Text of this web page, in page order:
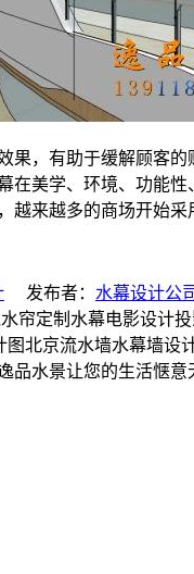
，有助于缓解顾客
美学、环境、功能
来越多的商场开始采
发布者： 水幕设计公
定制水幕电影设计
北京流水墙水幕墙
品水景让您的生活惬